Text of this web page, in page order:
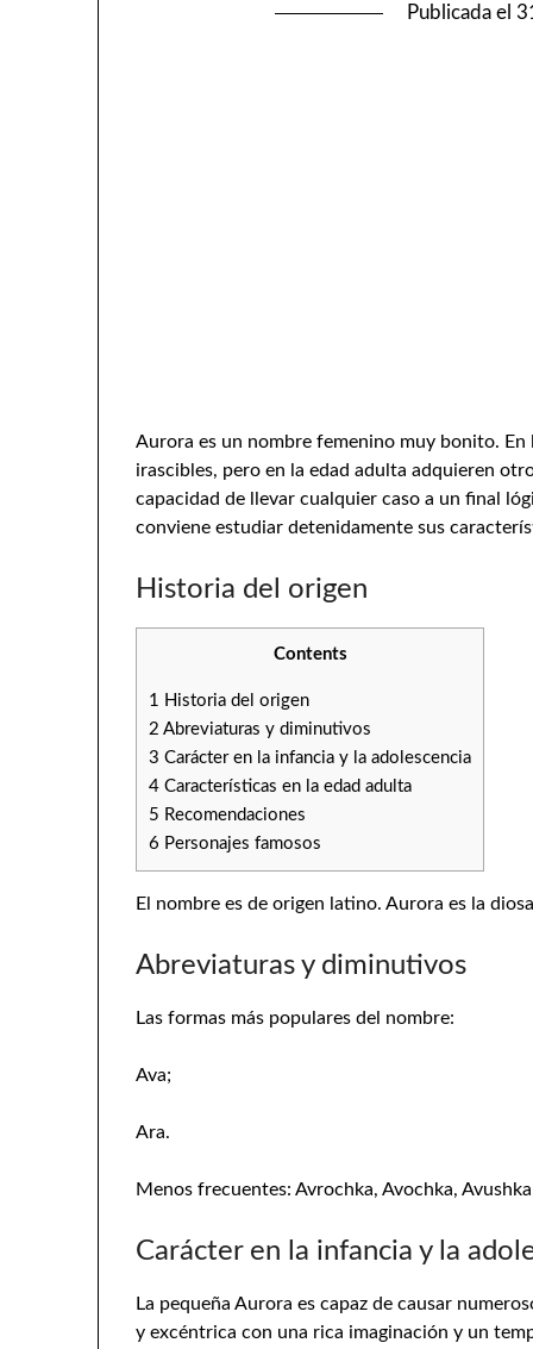
Publicada el
Aurora es un nombre femenino muy bonito.
irascibles, pero en la edad adulta adquieren
capacidad de llevar cualquier caso a un final
conviene estudiar detenidamente sus
Historia del origen
Contents
1 Historia del origen
2 Abreviaturas y diminutivos
3 Carácter en la infancia y la adolescencia
4 Características en la edad adulta
5 Recomendaciones
6 Personajes famosos
El nombre es de origen latino. Aurora es la
Abreviaturas y diminutivos
Las formas más populares del nombre:
Ava;
Ara.
Menos frecuentes: Avrochka, Avochka,
Carácter en la infancia y la
La pequeña Aurora es capaz de causar
y excéntrica con una rica imaginación y un